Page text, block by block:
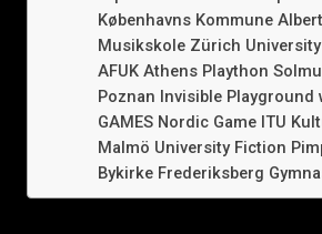
Københavns Kommune
Musikskole Zürich
AFUK Athens Plaython
Poznan Invisible Playground
GAMES Nordic Game ITU
Malmö University Fiction
Bykirke Frederiksberg